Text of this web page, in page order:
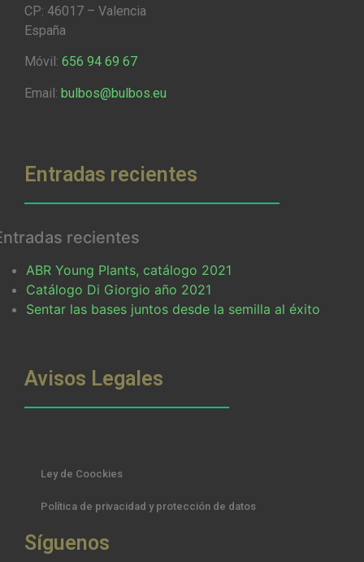
CP: 46017 – Valencia
España
Móvil: 656 94 69 67
Email: bulbos@bulbos.eu
Entradas recientes
recientes
ABR Young Plants, catálogo 2021
Catálogo Di Giorgio año 2021
Sentar las bases juntos desde la semilla al éxito
Avisos Legales
Ley de Coockies
Política de privacidad y protección de datos
Síguenos